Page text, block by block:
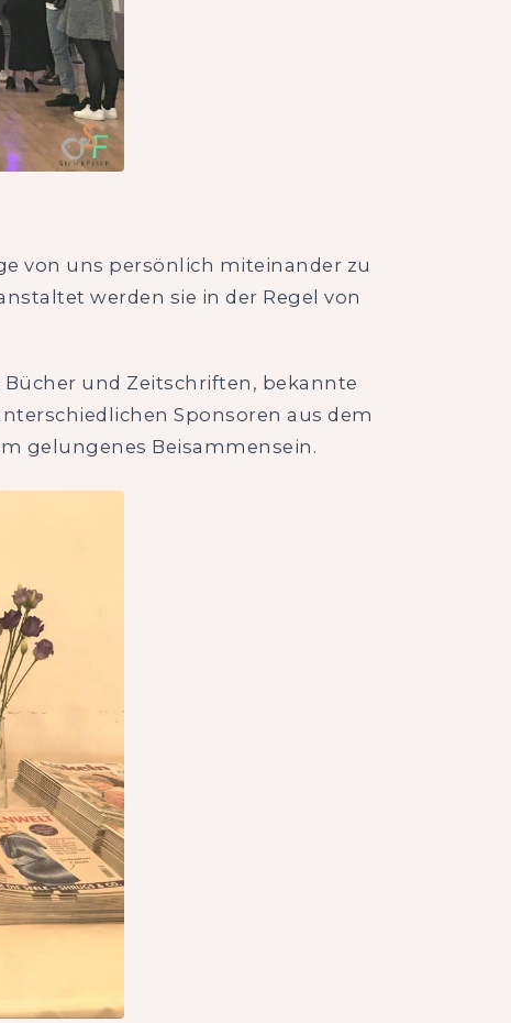
von uns persönlich miteinander zu
werden sie in der Regel von
und Zeitschriften, bekannte
Sponsoren aus dem
gelungenes Beisammensein.